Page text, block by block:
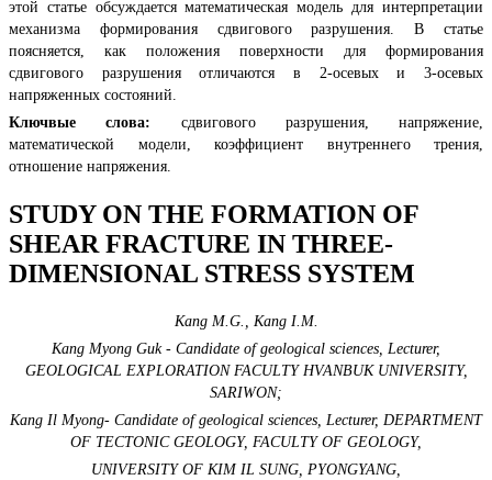
этой статье обсуждается математическая модель для интерпретации
механизма формирования сдвигового разрушения. В статье
поясняется, как положения поверхности для формирования
сдвигового разрушения отличаются в 2-осевых и 3-осевых
напряженных состояний.
Ключвые слова: сдвигового разрушения, напряжение,
математической модели, коэффициент внутреннего трения,
отношение напряжения.
STUDY ON THE FORMATION OF
SHEAR FRACTURE IN THREE-
DIMENSIONAL STRESS SYSTEM
Kang M.G., Kang I.M.
Kang Myong Guk - Candidate of geological sciences, Lecturer,
GEOLOGICAL EXPLORATION FACULTY HVANBUK UNIVERSITY,
SARIWON;
Kang Il Myong- Candidate of geological sciences, Lecturer, DEPARTMENT
OF TECTONIC GEOLOGY, FACULTY OF GEOLOGY,
UNIVERSITY OF KIM IL SUNG, PYONGYANG,